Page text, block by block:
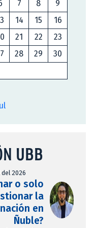
7 8
9
14 15
16
21 22
23
28 29
30
UBB
2026
o solo
la
en
Ñuble?